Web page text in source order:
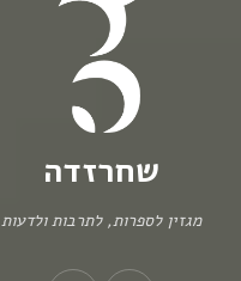
שחרזדה
מגזין לספרות, לתרבות ולדעות